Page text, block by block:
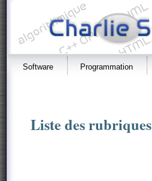
Software Programmation
Liste des rubriques